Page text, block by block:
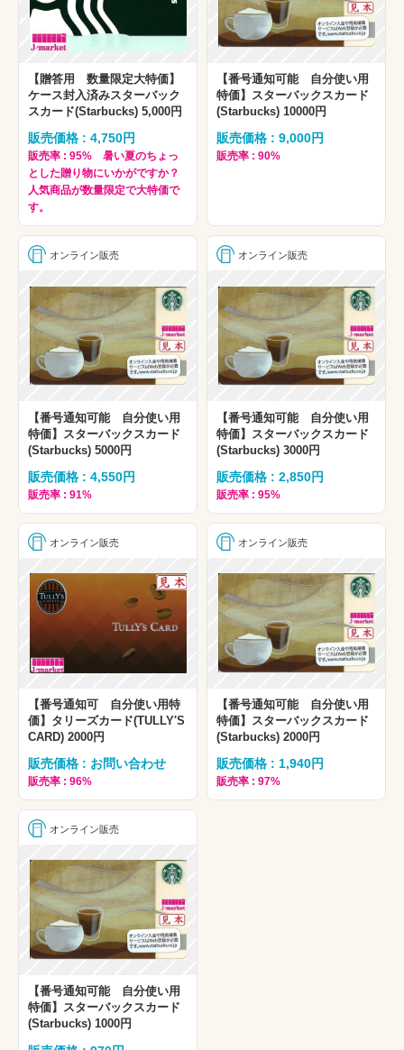
【贈答用 数量限定大特価】
ケース封入済みスターバック
スカード(Starbucks) 5,000円
販売価格 : 4,750円
販売率 : 95% 暑い夏のちょっ
とした贈り物にいかがですか？
人気商品が数量限定で大特価で
す。
【番号通知可能 自分使い用
特価】スターバックスカード
(Starbucks) 10000円
販売価格 : 9,000円
販売率 : 90%
オンライン販売
【番号通知可能 自分使い用
特価】スターバックスカード
(Starbucks) 5000円
販売価格 : 4,550円
販売率 : 91%
オンライン販売
【番号通知可能 自分使い用
特価】スターバックスカード
(Starbucks) 3000円
販売価格 : 2,850円
販売率 : 95%
オンライン販売
【番号通知可 自分使い用特
価】タリーズカード(TULLY'S
CARD) 2000円
販売価格 : お問い合わせ
販売率 : 96%
オンライン販売
【番号通知可能 自分使い用
特価】スターバックスカード
(Starbucks) 2000円
販売価格 : 1,940円
販売率 : 97%
オンライン販売
【番号通知可能 自分使い用
特価】スターバックスカード
(Starbucks) 1000円